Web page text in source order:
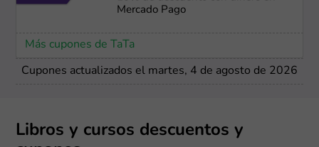
Mercado Pago
Más cupones de TaTa
Cupones actualizados el martes, 4 de agosto de 2026
Libros y cursos descuentos y